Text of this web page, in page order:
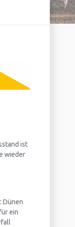
ist
wieder
Dünen
ein